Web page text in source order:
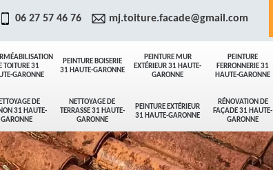
TOITURE 31
GARONNE
PEINTURE BOISERIE
31 HAUTE-GARONNE
PEINTURE MUR
EXTÉRIEUR 31 HAUTE-
GARONNE
PEINTURE
FERRONNERIE 31
HAUTE-GARONNE
DE
31 HAUTE-
GARONNE
NETTOYAGE DE
TERRASSE 31 HAUTE-
GARONNE
PEINTURE EXTÉRIEUR
31 HAUTE-GARONNE
RÉNOVATION DE
FAÇADE 31 HAUTE-
GARONNE
06 27 57 46 76 mj.toiture.facade@gmail.com